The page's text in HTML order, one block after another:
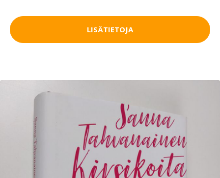
LISÄTIETOJA